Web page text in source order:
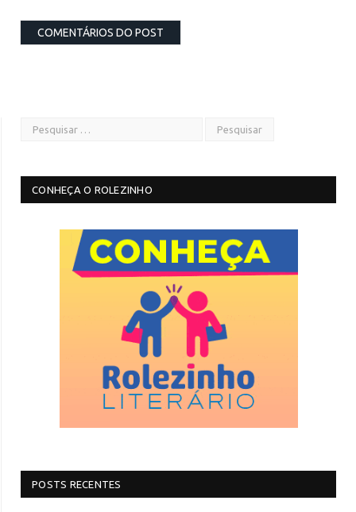
CONHEÇA O ROLEZINHO
POSTS RECENTES